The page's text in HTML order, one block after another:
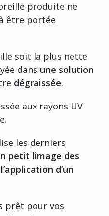
produite ne
être portée
soit la plus nette
dans une solution
dégraissée.
aux rayons UV
les derniers
petit limage des
d’un
prêt pour vos